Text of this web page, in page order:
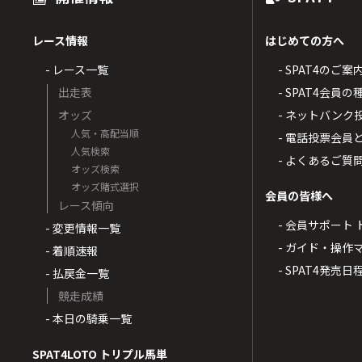
レース情報
- レース一覧
出走表
オッズ
人気・高配当順
人気検索
オッズ検索
オッズ賭式選択
レース傾向
- 変更情報一覧
- 着順速報
- 払戻金一覧
競走成績
- 本日の騎乗一覧
SPAT4LOTO トリプル馬単
はじめての方へ
- SPAT4のご案
- SPAT4会員の
- ネットバンク
- 電話投票会員
- よくあるご質
会員の皆様へ
- 会員サポート
- ガイド・操作
- SPAT4発売日